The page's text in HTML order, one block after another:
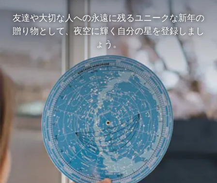
友達や大切な人への永遠に残るユニークな新年の
贈り物として、夜空に輝く自分の星を登録しまし
ょう。